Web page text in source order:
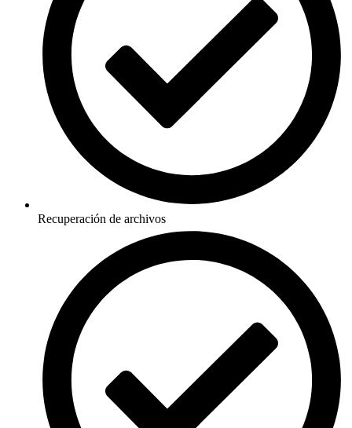
Recuperación de archivos